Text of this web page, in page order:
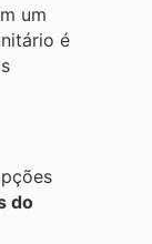
um
é
do